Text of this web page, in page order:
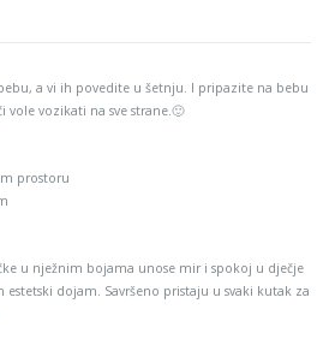
a vi ih povedite u šetnju. I pripazite na bebu
vozikati na sve strane.🙂
prostoru
u nježnim bojama unose mir i spokoj u dječje
dojam. Savršeno pristaju u svaki kutak za